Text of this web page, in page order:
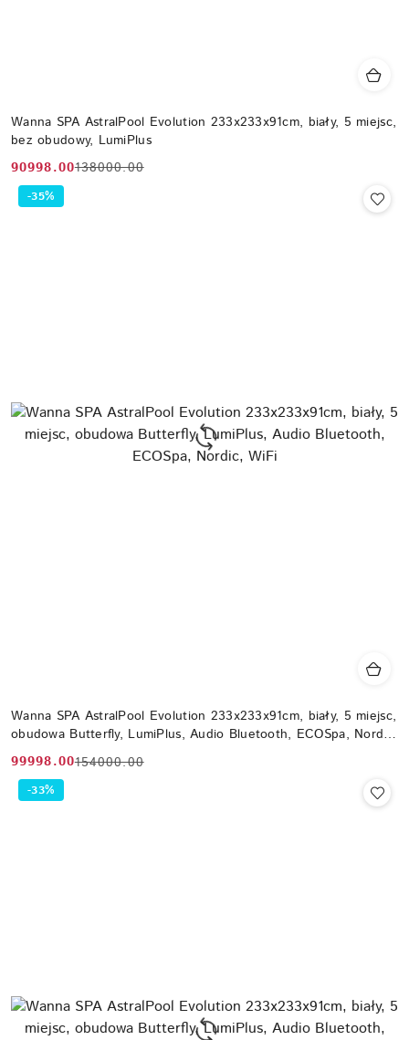
Wanna SPA AstralPool Evolution 233x233x91cm, biały, 5 miejsc,
bez obudowy, LumiPlus
Cena
promocyjna:
90998.00
Cena
przed
138000.00
Wanna SPA AstralPool Evolution 233x233x91cm, biały, 5 miejsc,
obudowa Butterfly, LumiPlus, Audio Bluetooth, ECOSpa, Nordic,
WiFi
Cena
promocyjna:
99998.00
Cena
przed
154000.00
-35%
-33%